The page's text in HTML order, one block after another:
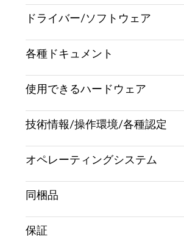
ドライバー/ソフトウェア
各種ドキュメント
使用できるハードウェア
技術情報/操作環境/各種認定
オペレーティングシステム
同梱品
保証